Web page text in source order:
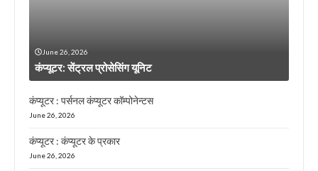
June 26, 2026
कंप्यूटर: सेंट्रल प्रोसेसिंग यूनिट
कंप्यूटर : पर्सनल कंप्यूटर कॉम्पोनेन्टस
June 26, 2026
कंप्यूटर : कंप्यूटर के प्रकार
June 26, 2026